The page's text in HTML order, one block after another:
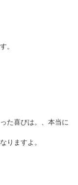
。
た喜びは。、本当に
りますよ。